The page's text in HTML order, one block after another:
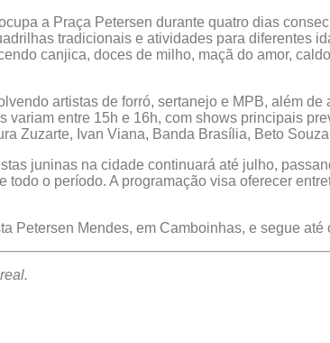
a Praça Petersen durante quatro dias
tradicionais e atividades para diferentes
canjica, doces de milho, maçã do amor,
artistas de forró, sertanejo e MPB, além
variam entre 15h e 16h, com shows principais
Zuzarte, Ivan Viana, Banda Brasília, Beto
juninas na cidade continuará até julho,
o período. A programação visa oferecer
Petersen Mendes, em Camboinhas, e segue até